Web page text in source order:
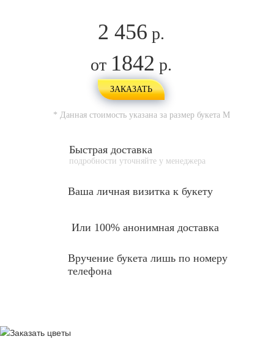
2 456 р.
от 1842 р.
ЗАКАЗАТЬ
* Данная стоимость указана за размер букета M
Быстрая доставка
подробности уточняйте у менеджера
Ваша личная визитка к букету
Или 100% анонимная доставка
Вручение букета лишь по номеру
телефона